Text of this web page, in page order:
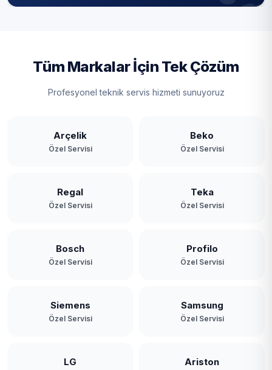
Tüm Markalar İçin Tek Çözüm
Profesyonel teknik servis hizmeti sunuyoruz
Arçelik
Özel Servisi
Beko
Özel Servisi
Regal
Özel Servisi
Teka
Özel Servisi
Bosch
Özel Servisi
Profilo
Özel Servisi
Siemens
Özel Servisi
Samsung
Özel Servisi
LG Ariston